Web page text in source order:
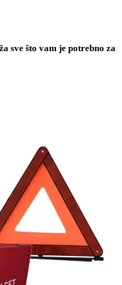
sve što vam je potrebno za